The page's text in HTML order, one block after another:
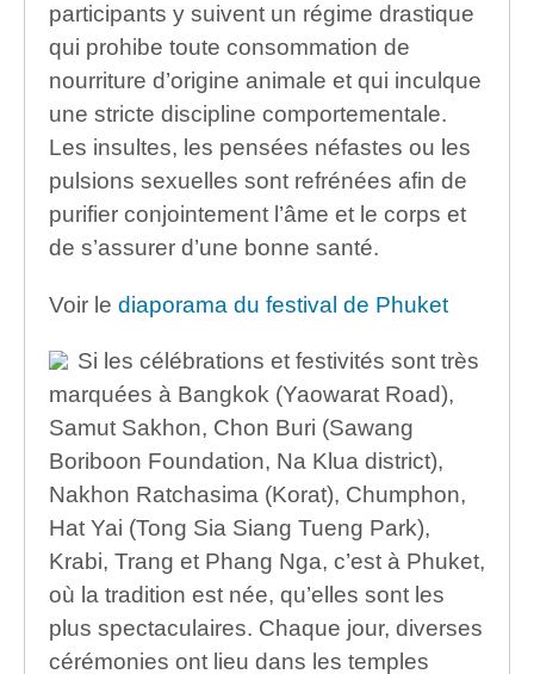
participants y suivent un régime drastique
qui prohibe toute consommation de
nourriture d’origine animale et qui inculque
une stricte discipline comportementale.
Les insultes, les pensées néfastes ou les
pulsions sexuelles sont refrénées afin de
purifier conjointement l’âme et le corps et
de s’assurer d’une bonne santé.
Voir le diaporama du festival de Phuket
Si les célébrations et festivités sont très
marquées à Bangkok (Yaowarat Road),
Samut Sakhon, Chon Buri (Sawang
Boriboon Foundation, Na Klua district),
Nakhon Ratchasima (Korat), Chumphon,
Hat Yai (Tong Sia Siang Tueng Park),
Krabi, Trang et Phang Nga, c’est à Phuket,
où la tradition est née, qu’elles sont les
plus spectaculaires. Chaque jour, diverses
cérémonies ont lieu dans les temples